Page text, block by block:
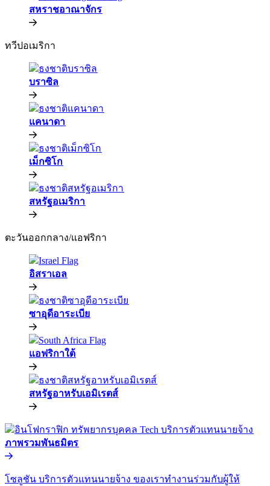
สหราชอาณาจักร​​
ทวีปอเมริกา​​
บราซิล​​
แคนาดา​​
เม็กซิโก​​
สหรัฐอเมริกา​​
ตะวันออกกลาง/แอฟริกา​​
อิสราเอล​​
ซาอุดีอาระเบีย​​
แอฟริกาใต้​​
สหรัฐอาหรับเอมิเรตส์​​
ภาพรวมพันธมิตร​​
โซลูชัน บริการตัวแทนนายจ้าง ของเราทำงานร่วมกับผู้ให้